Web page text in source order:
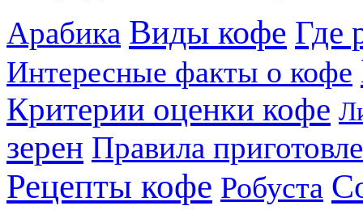
Арабика Виды кофе Где
Интересные факты о кофе
Критерии оценки кофе
зерен Правила
Рецепты кофе Робуста